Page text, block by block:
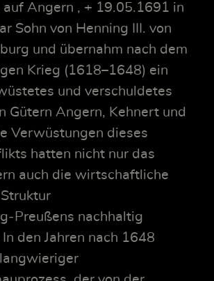
Angern , + 19.05.1691 in
Sohn von Henning III. von
und übernahm nach dem
Krieg (1618–1648) ein
und verschuldetes
Gütern Angern, Kehnert und
Verwüstungen dieses
hatten nicht nur das
auch die wirtschaftliche
nachhaltig
den Jahren nach 1648